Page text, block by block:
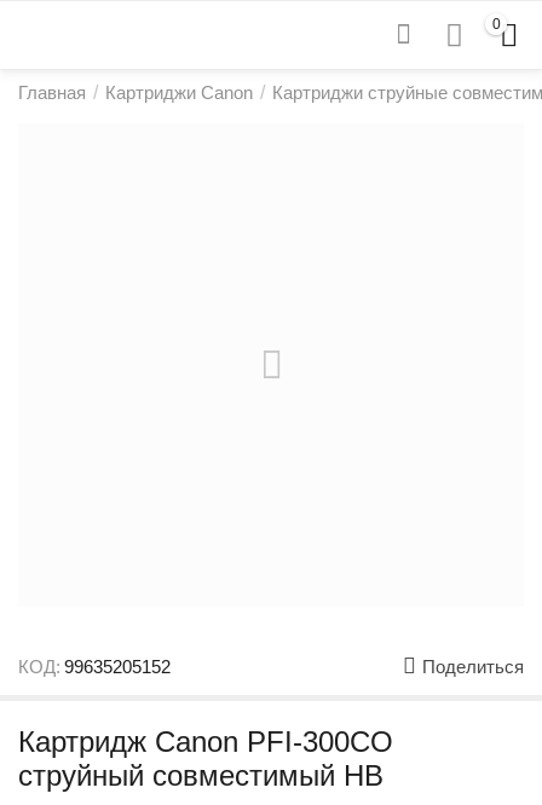
0
Главная / Картриджи Canon / Картриджи струйные
КОД: 99635205152 Поделиться
Картридж Canon PFI-300CO
струйный совместимый HB